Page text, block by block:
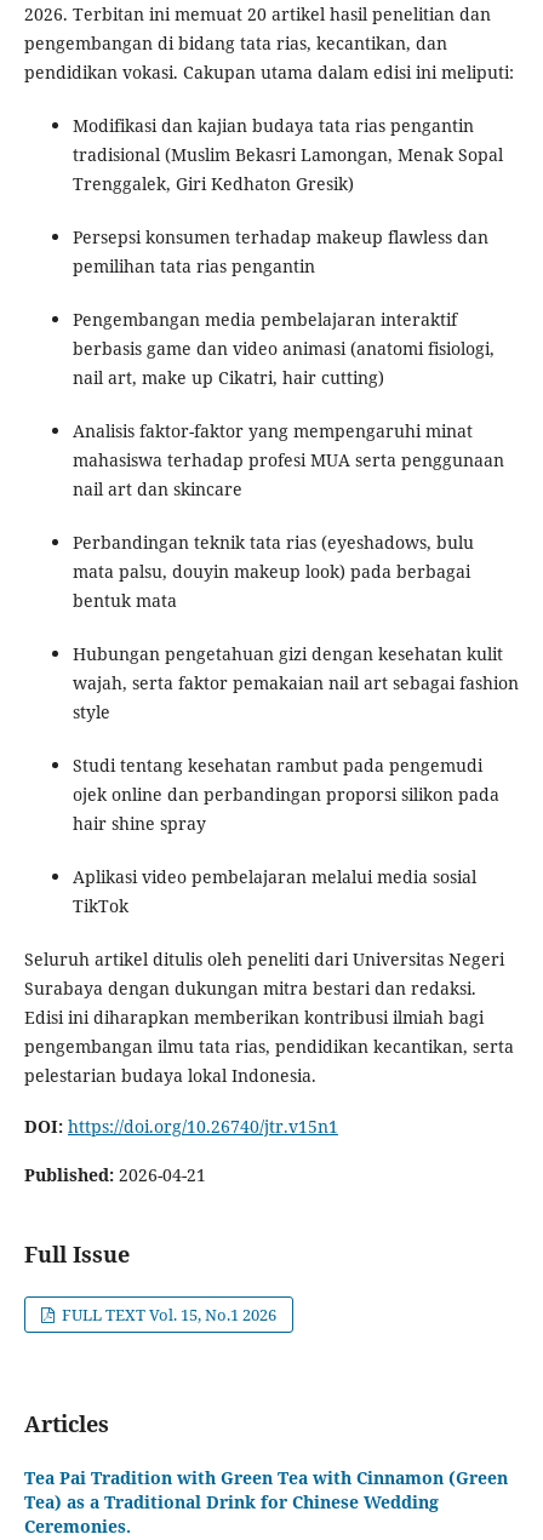
2026. Terbitan ini memuat 20 artikel hasil penelitian dan
pengembangan di bidang tata rias, kecantikan, dan
pendidikan vokasi. Cakupan utama dalam edisi ini meliputi:
Modifikasi dan kajian budaya tata rias pengantin
tradisional (Muslim Bekasri Lamongan, Menak Sopal
Trenggalek, Giri Kedhaton Gresik)
Persepsi konsumen terhadap makeup flawless dan
pemilihan tata rias pengantin
Pengembangan media pembelajaran interaktif
berbasis game dan video animasi (anatomi fisiologi,
nail art, make up Cikatri, hair cutting)
Analisis faktor-faktor yang mempengaruhi minat
mahasiswa terhadap profesi MUA serta penggunaan
nail art dan skincare
Perbandingan teknik tata rias (eyeshadows, bulu
mata palsu, douyin makeup look) pada berbagai
bentuk mata
Hubungan pengetahuan gizi dengan kesehatan kulit
wajah, serta faktor pemakaian nail art sebagai fashion
style
Studi tentang kesehatan rambut pada pengemudi
ojek online dan perbandingan proporsi silikon pada
hair shine spray
Aplikasi video pembelajaran melalui media sosial
TikTok
Seluruh artikel ditulis oleh peneliti dari Universitas Negeri
Surabaya dengan dukungan mitra bestari dan redaksi.
Edisi ini diharapkan memberikan kontribusi ilmiah bagi
pengembangan ilmu tata rias, pendidikan kecantikan, serta
pelestarian budaya lokal Indonesia.
DOI: https://doi.org/10.26740/jtr.v15n1
Published: 2026-04-21
Full Issue
FULL TEXT Vol. 15, No.1 2026
Articles
Tea Pai Tradition with Green Tea with Cinnamon (Green
Tea) as a Traditional Drink for Chinese Wedding
Ceremonies.